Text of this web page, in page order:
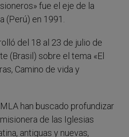
fue el eje de la
(Perú) en 1991.
del 18 al 23 de julio de
(Brasil) sobre el tema «El
Camino de vida y
han buscado profundizar
de las Iglesias
antiguas y nuevas,